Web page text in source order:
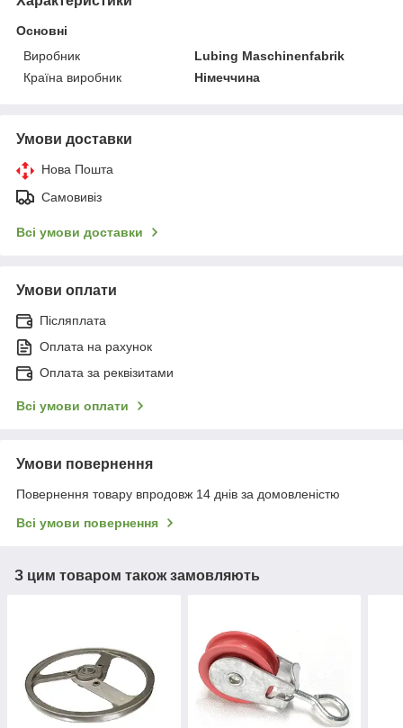
Основні
Виробник
Lubing Maschinenfabrik
Країна виробник
Німеччина
Умови доставки
Нова Пошта
Самовивіз
Всі умови доставки
Умови оплати
Післяплата
Оплата на рахунок
Оплата за реквізитами
Всі умови оплати
Умови повернення
Повернення товару впродовж 14 днів за домовленістю
Всі умови повернення
З цим товаром також замовляють